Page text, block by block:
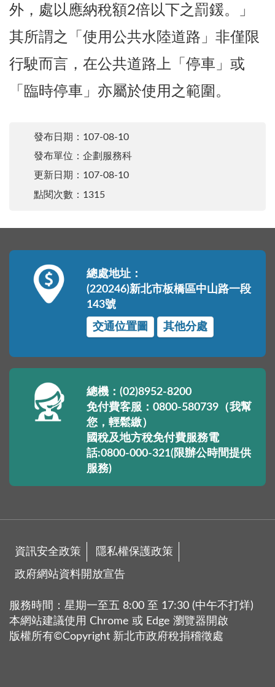
外，處以應納稅額2倍以下之罰鍰。」
其所謂之「使用公共水陸道路」非僅限
行駛而言，在公共道路上「停車」或
「臨時停車」亦屬於使用之範圍。
發布日期： 107-08-10
發布單位：企劃服務科
更新日期： 107-08-10
點閱次數：1315
總處地址：
(220246)新北市板橋區中山路一段
143號
交通位置圖
其他分處
總機：(02)8952-8200
免付費客服：0800-580739（我幫
您，輕鬆繳）
國稅及地方稅免付費服務電
話:0800-000-321(限辦公時間提供
服務)
資訊安全政策 隱私權保護政策
政府網站資料開放宣告
服務時間：星期一至五 8:00 至 17:30 (中午不打烊)
本網站建議使用 Chrome 或 Edge 瀏覽器開啟
版權所有©Copyright 新北市政府稅捐稽徵處